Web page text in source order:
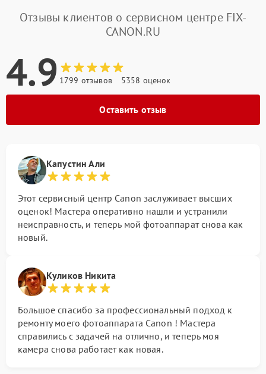
Отзывы клиентов о сервисном центре FIX-
CANON.RU
4.9 1799 отзывов 5358 оценок
Оставить отзыв
Капустин Али
Этот сервисный центр Canon заслуживает высших
оценок! Мастера оперативно нашли и устранили
неисправность, и теперь мой фотоаппарат снова как
новый.
Куликов Никита
Большое спасибо за профессиональный подход к
ремонту моего фотоаппарата Canon ! Мастера
справились с задачей на отлично, и теперь моя
камера снова работает как новая.